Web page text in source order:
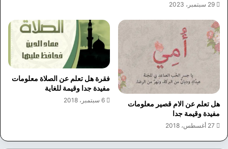
29 سبتمبر، 2023
هل تعلم عن الام قصير معلومات
مفيدة وقيمة جدا
27 أغسطس، 2018
فقرة هل تعلم عن الصلاة معلومات
مفيدة جدا وقيمة للغاية
6 سبتمبر، 2018